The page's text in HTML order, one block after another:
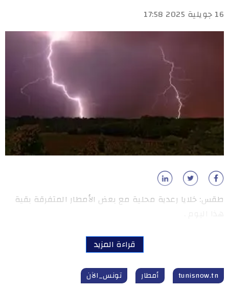
16 جويلية 2025 17:58
طقس: خلايا رعدية محلية مع بعض الأمطار المتفرقة بقية
قراءة المزيد
tunisnow.tn أمطار
تونس_الآن